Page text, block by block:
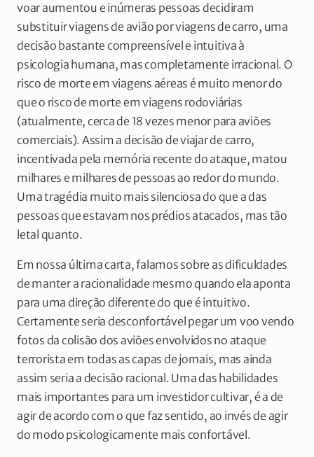
voar aumentou e inúmeras pessoas decidiram
substituir viagens de avião por viagens de carro, uma
decisão bastante compreensível e intuitiva à
psicologia humana, mas completamente irracional. O
risco de morte em viagens aéreas é muito menor do
que o risco de morte em viagens rodoviárias
(atualmente, cerca de 18 vezes menor para aviões
comerciais). Assim a decisão de viajar de carro,
incentivada pela memória recente do ataque, matou
milhares e milhares de pessoas ao redor do mundo.
Uma tragédia muito mais silenciosa do que a das
pessoas que estavam nos prédios atacados, mas tão
letal quanto.
Em nossa última carta, falamos sobre as dificuldades
de manter a racionalidade mesmo quando ela aponta
para uma direção diferente do que é intuitivo.
Certamente seria desconfortável pegar um voo vendo
fotos da colisão dos aviões envolvidos no ataque
terrorista em todas as capas de jornais, mas ainda
assim seria a decisão racional. Uma das habilidades
mais importantes para um investidor cultivar, é a de
agir de acordo com o que faz sentido, ao invés de agir
do modo psicologicamente mais confortável.